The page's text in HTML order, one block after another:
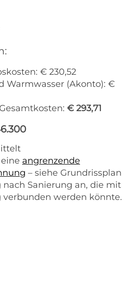
€ 230,52
Warmwasser (Akonto): €
€ 293,71
angrenzende
– siehe Grundrissplan
nach Sanierung an, die mit
verbunden werden könnte.